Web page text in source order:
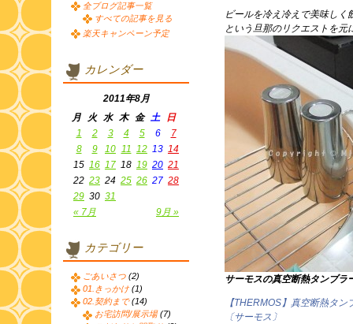
ビールを冷え冷えで美味しく
という旦那のリクエストを元
サーモスの真空断熱タンブラ
【THERMOS】真空断熱タ
〔サーモス〕
全ブログ記事一覧
すべての記事を見る
楽天キャンペーン予定
カレンダー
2011年8月
月
火 水 木 金 土 日
« 7月 9月 »
1 2 3 4 5 6
7
8
9 10 11 12 13 14
15 16 17 18 19 20 21
22 23 24 25 26 27 28
29 30 31
カテゴリー
ごあいさつ (2)
01.きっかけ (1)
02.契約まで(14)
お宅訪問/展示場(7)